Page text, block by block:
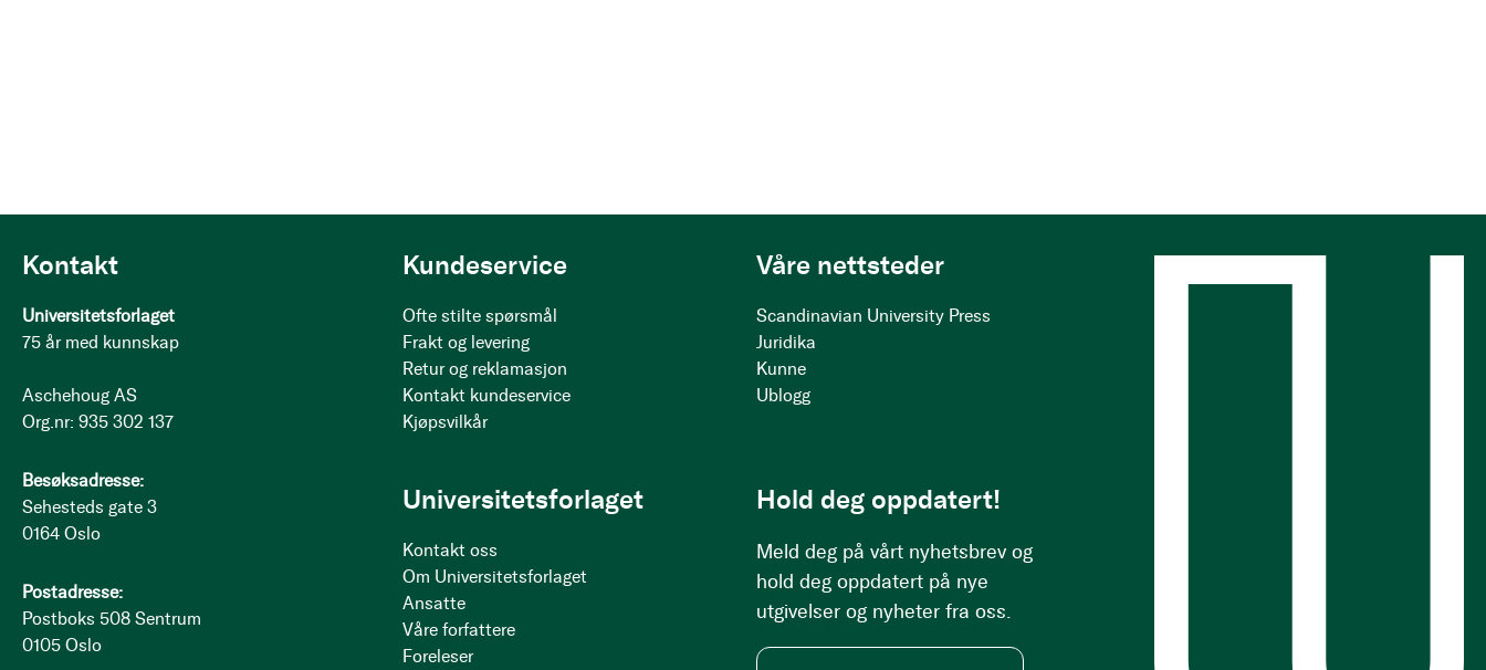
Kontakt
Universitetsforlaget
75 år med kunnskap
Aschehoug AS
Org.nr: 935 302 137
Besøksadresse:
Sehesteds gate 3
0164 Oslo
Postadresse:
Postboks 508 Sentrum
0105 Oslo
Kundeservice
Ofte stilte spørsmål
Frakt og levering
Retur og reklamasjon
Kontakt kundeservice
Kjøpsvilkår
Våre nettsteder
Scandinavian University Press
Juridika
Kunne
Ublogg
Universitetsforlaget
Kontakt oss
Om Universitetsforlaget
Ansatte
Våre forfattere
Foreleser
Hold deg oppdatert!
Meld deg på vårt nyhetsbrev og
hold deg oppdatert på nye
utgivelser og nyheter fra oss.